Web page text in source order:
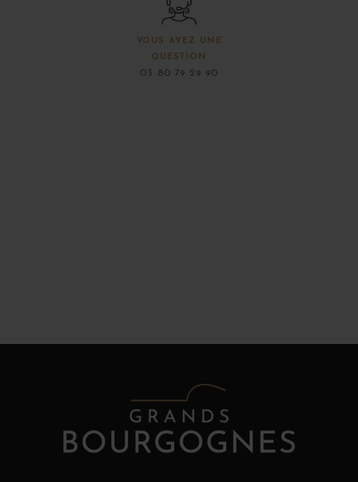
VOUS AVEZ UNE
QUESTION
03 80 79 29 90